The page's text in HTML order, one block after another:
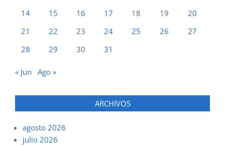
14
15 16 17 18 19
20
21
22 23 24 25 26
27
28
29 30 31
« Jun Ago »
ARCHIVOS
agosto 2026
julio 2026